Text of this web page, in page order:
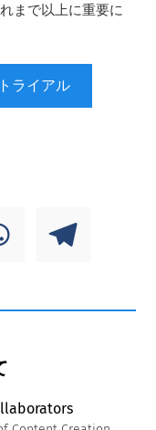
まで以上に重要に
ライアル